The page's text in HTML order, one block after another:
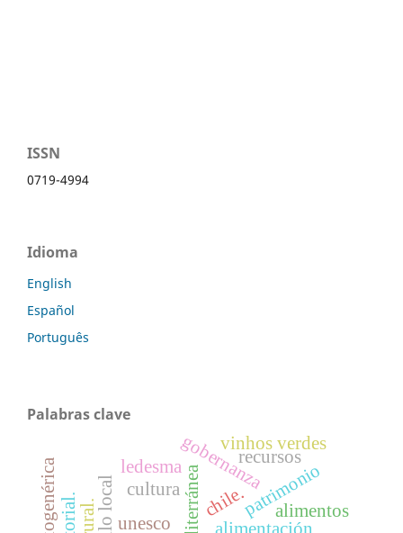
ISSN
0719-4994
Idioma
English
Español
Português
Palabras clave
alimentación
patrimonio
cultura
unesco
gobernanzarecursos
chile.
ledesma
alimentos
vinhos verdes